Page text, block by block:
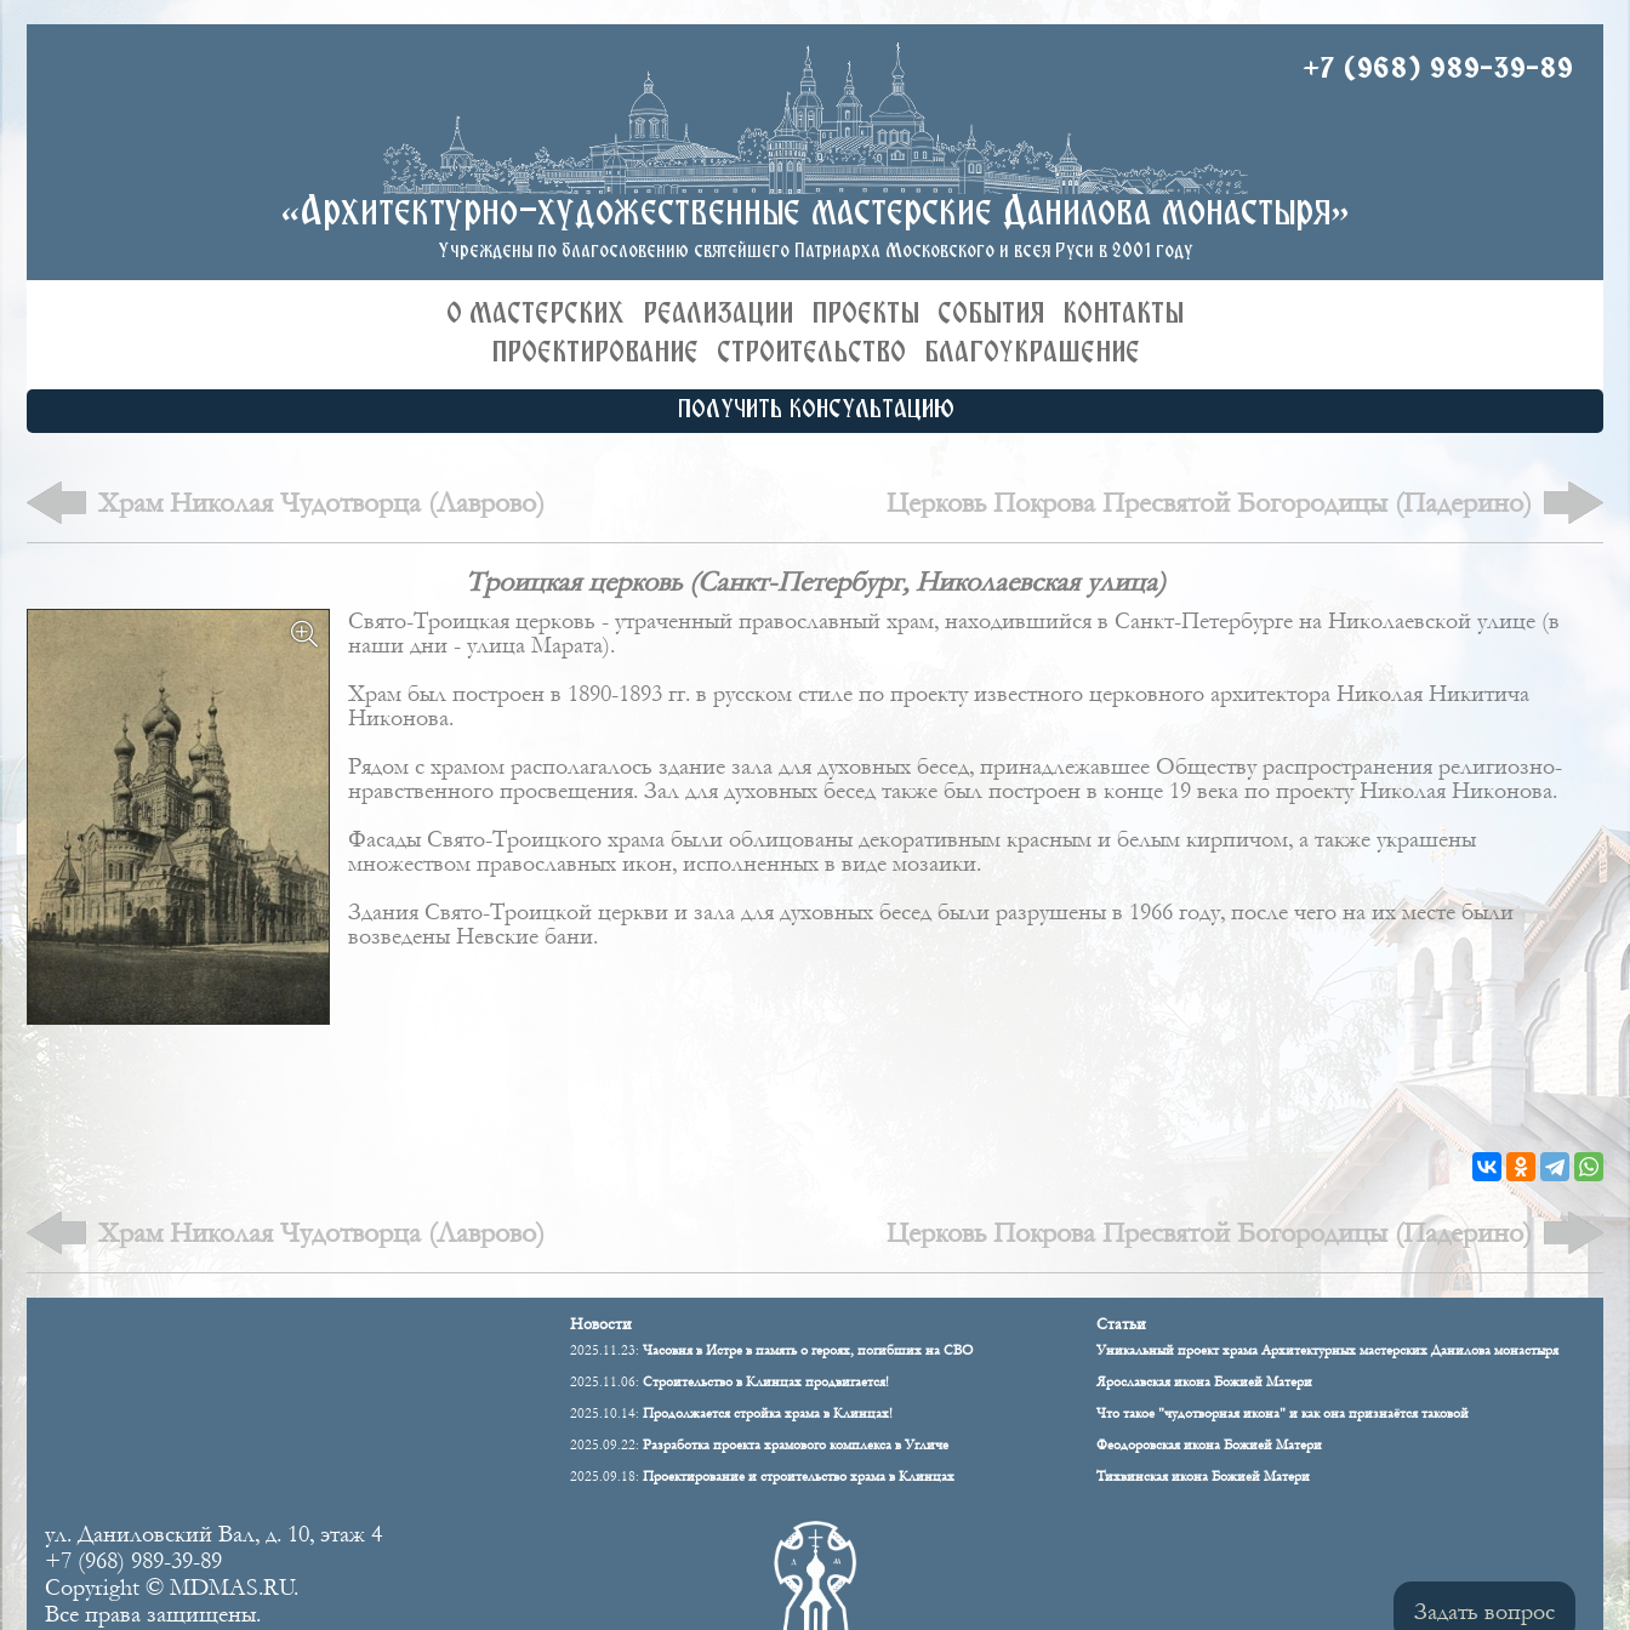
Задать вопрос
+7 (968) 989-39-89
«Архитектурно-художественные мастерские Данилова монастыря»
Учреждены по благословению святейшего Патриарха Московского и всея Руси в 2001 году
О МАСТЕРСКИХ РЕАЛИЗАЦИИ ПРОЕКТЫ СОБЫТИЯ
КОНТАКТЫ
ПРОЕКТИРОВАНИЕ
СТРОИТЕЛЬСТВО БЛАГОУКРАШЕНИЕ
ПОЛУЧИТЬ КОНСУЛЬТАЦИЮ
Храм Николая Чудотворца (Лаврово) Церковь Покрова Пресвятой Богородицы (Падерино)
Троицкая церковь (Санкт-Петербург, Николаевская улица)
Свято-Троицкая церковь - утраченный православный храм, находившийся в Санкт-Петербурге на Николаевской улице (в
наши дни - улица Марата).
Храм был построен в 1890-1893 гг. в русском стиле по проекту известного церковного архитектора Николая Никитича
Никонова.
Рядом с храмом располагалось здание зала для духовных бесед, принадлежавшее Обществу распространения религиозно-
нравственного просвещения. Зал для духовных бесед также был построен в конце 19 века по проекту Николая Никонова.
Фасады Свято-Троицкого храма были облицованы декоративным красным и белым кирпичом, а также украшены
множеством православных икон, исполненных в виде мозаики.
Здания Свято-Троицкой церкви и зала для духовных бесед были разрушены в 1966 году, после чего на их месте были
возведены Невские бани.
Храм Николая Чудотворца (Лаврово) Церковь Покрова Пресвятой Богородицы (Падерино)
Новости
2025.11.23:Часовня в Истре в память о героях, погибших на СВО
2025.11.06:Строительство в Клинцах продвигается!
2025.10.14:Продолжается стройка храма в Клинцах!
2025.09.22:Разработка проекта храмового комплекса в Угличе
2025.09.18:Проектирование и строительство храма в Клинцах
Статьи
Уникальный проект храма Архитектурных мастерских Данилова монастыря
Ярославская икона Божией Матери
Что такое "чудотворная икона" и как она признаётся таковой
Феодоровская икона Божией Матери
Тихвинская икона Божией Матери
ул. Даниловский Вал, д. 10, этаж 4
+7 (968) 989-39-89
Copyright © MDMAS.RU.
Все права защищены.